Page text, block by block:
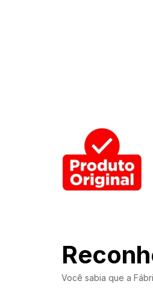
Você sabia que a